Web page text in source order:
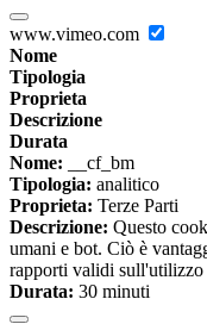
www.vimeo.com
Nome
Tipologia
Proprieta
Descrizione
Durata
Nome: __cf_bm
Tipologia: analitico
Proprieta: Terze Parti
Descrizione: Questo
umani e bot. Ciò è
rapporti validi sull'utilizzo
Durata: 30 minuti